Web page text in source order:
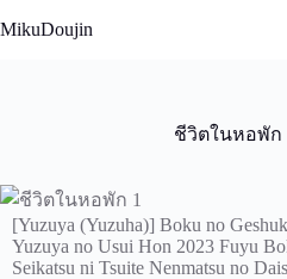
to
MikuDoujin
ชีวิตในหอพัก
[Yuzuya (Yuzuha)] Boku no
Yuzuya no Usui Hon 2023 Fuyu
Seikatsu ni Tsuite Nenmatsu no